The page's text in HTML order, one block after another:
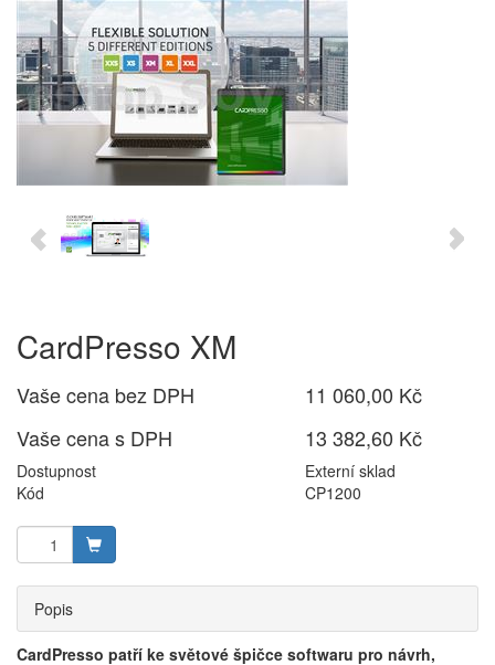
CardPresso XM
Vaše cena bez DPH
11 060,00 Kč
Vaše cena s DPH
13 382,60 Kč
Dostupnost
Externí sklad
Kód
CP1200
Popis
CardPresso patří ke světové špičce softwaru pro návrh,